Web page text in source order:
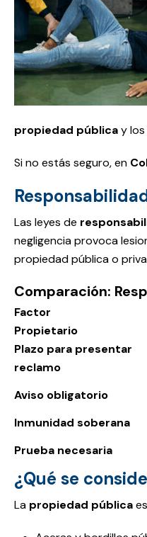
propiedad públicay
Si no estás seguro, en
Las leyes de
negligencia provoca
propiedad pública o
Comparación:
Factor
Propietario
Plazo para presentar
reclamo
Aviso obligatorio
Inmunidad soberana
Prueba necesaria
¿Qué se
La propiedad pública